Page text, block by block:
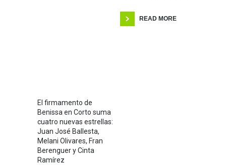
READ MORE
El firmamento de
Benissa en Corto suma
cuatro nuevas estrellas:
Juan José Ballesta,
Melani Olivares, Fran
Berenguer y Cinta
Ramírez